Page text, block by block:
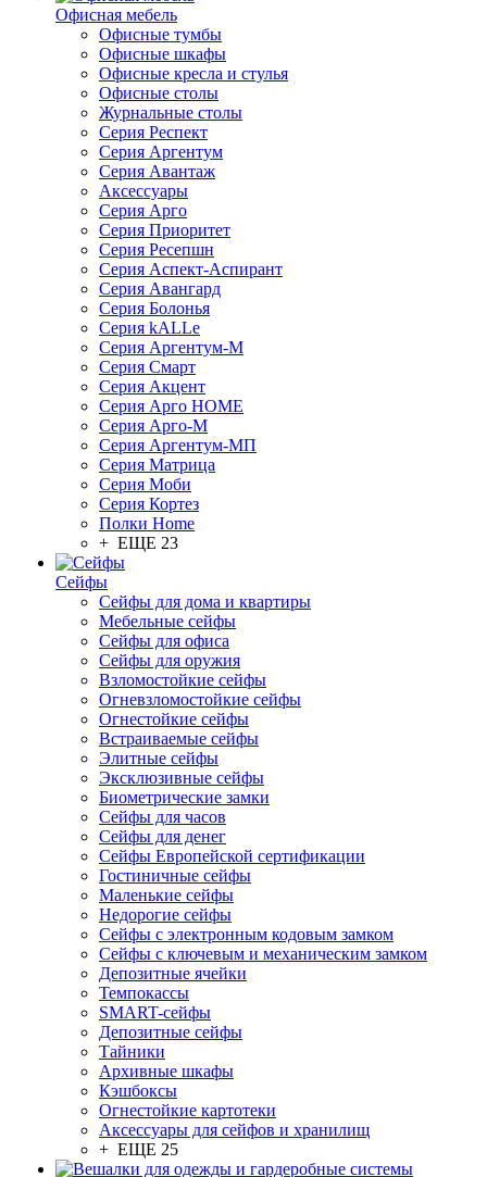
Офисная мебель
Офисные тумбы
Офисные шкафы
Офисные кресла и стулья
Офисные столы
Журнальные столы
Серия Респект
Серия Аргентум
Серия Авантаж
Аксессуары
Серия Арго
Серия Приоритет
Серия Ресепшн
Серия Аспект-Аспирант
Серия Авангард
Серия Болонья
Серия kALLe
Серия Аргентум-М
Серия Смарт
Серия Акцент
Серия Арго HOME
Серия Арго-М
Серия Аргентум-МП
Серия Матрица
Серия Моби
Серия Кортез
Полки Home
+ ЕЩЕ 23
Сейфы
Сейфы для дома и квартиры
Мебельные сейфы
Сейфы для офиса
Сейфы для оружия
Взломостойкие сейфы
Огневзломостойкие сейфы
Огнестойкие сейфы
Встраиваемые сейфы
Элитные сейфы
Эксклюзивные сейфы
Биометрические замки
Сейфы для часов
Сейфы для денег
Сейфы Европейской сертификации
Гостиничные сейфы
Маленькие сейфы
Недорогие сейфы
Сейфы с электронным кодовым замком
Сейфы с ключевым и механическим замком
Депозитные ячейки
Темпокассы
SMART-сейфы
Депозитные сейфы
Тайники
Архивные шкафы
Кэшбоксы
Огнестойкие картотеки
Аксессуары для сейфов и хранилищ
+ ЕЩЕ 25